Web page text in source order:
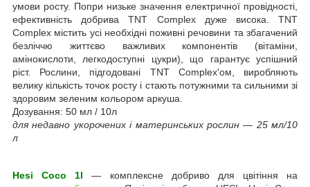
умови росту. Попри низьке значення електричної провідності,
ефективність добрива TNT Complex дуже висока. TNT
Complex містить усі необхідні поживні речовини та збагачений
безліччю життєво важливих компонентів (вітаміни,
амінокислоти, легкодоступні цукри), що гарантує успішний
ріст. Рослини, підгодовані TNT Complex'ом, виробляють
велику кількість точок росту і стають потужними та сильними зі
здоровим зеленим кольором аркуша.
Дозування: 50 мл / 10л
для недавно укорочених і материнських рослин — 25 мл/10
л
Hesi Coco 1l
— комплексне добриво для цвітіння на